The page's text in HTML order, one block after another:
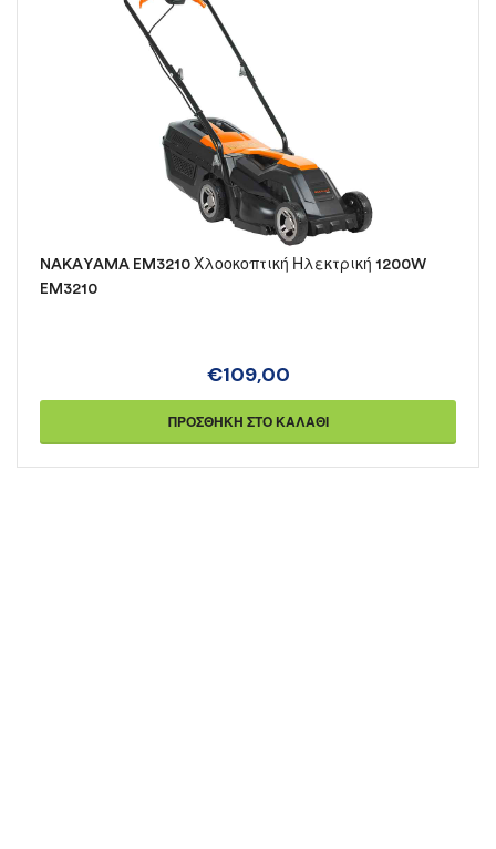
NAKAYAMA EM3210 Χλοοκοπτική Ηλεκτρική 1200W
EM3210
€109,00
ΠΡΟΣΘΉΚΗ ΣΤΟ ΚΑΛΆΘΙ